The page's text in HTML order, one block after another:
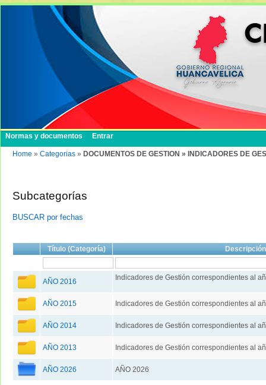
Normas y documentos Entrar
Home » Categorias » DOCUMENTOS DE GESTION » INDICADORES DE
Subcategorías
BUSCAR por fechas
Título (Categoría) Descripción
AÑO 2016 Indicadores de Gestión correspondientes al
AÑO 2015 Indicadores de Gestión correspondientes al
AÑO 2014 Indicadores de Gestión correspondientes al
AÑO 2013 Indicadores de Gestión correspondientes al
AÑO 2026 AÑO 2026